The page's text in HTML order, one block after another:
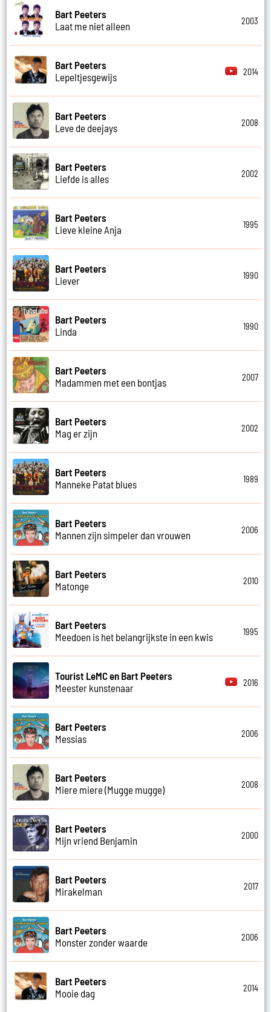
Bart Peeters
Laat me niet alleen
2003
Bart Peeters
Lepeltjesgewijs
2014
Bart Peeters
Leve de deejays
2008
Bart Peeters
Liefde is alles
2002
Bart Peeters
Lieve kleine Anja
1995
Bart Peeters
Liever
1990
Bart Peeters
Linda
1990
Bart Peeters
Madammen met een bontjas
2007
Bart Peeters
Mag er zijn
2002
Bart Peeters
Manneke Patat blues
1989
Bart Peeters
Mannen zijn simpeler dan vrouwen
2006
Bart Peeters
Matonge
2010
Bart Peeters
Meedoen is het belangrijkste in een kwis
1995
Tourist LeMC en Bart Peeters
Meester kunstenaar
2016
Bart Peeters
Messias
2006
Bart Peeters
Miere miere (Mugge mugge)
2008
Bart Peeters
Mijn vriend Benjamin
2000
Bart Peeters
Mirakelman
2017
Bart Peeters
Monster zonder waarde
2006
Bart Peeters
Mooie dag
2014